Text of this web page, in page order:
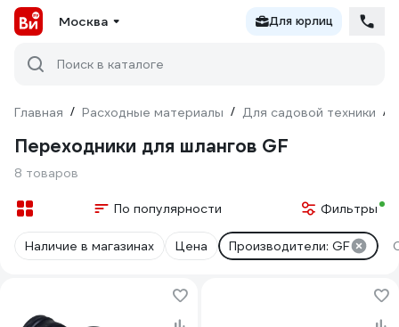
Москва Для юрлиц
Поиск в каталоге
Главная / Расходные материалы / Для садовой техники /
Переходники для шлангов GF
8 товаров
По популярности Фильтры
Наличие в магазинах Цена Производители: GF